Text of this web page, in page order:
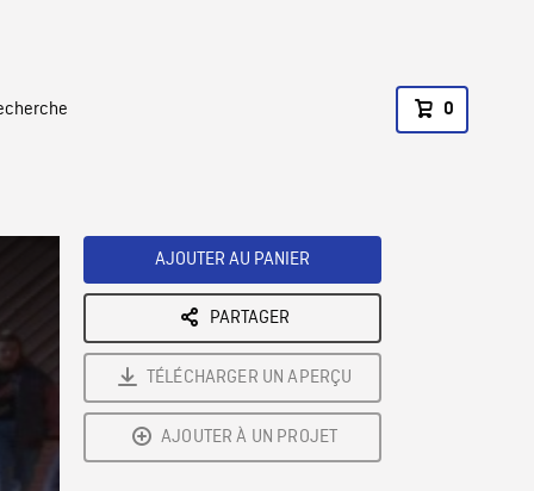
0
AJOUTER AU PANIER
PARTAGER
TÉLÉCHARGER UN APERÇU
AJOUTER À UN PROJET